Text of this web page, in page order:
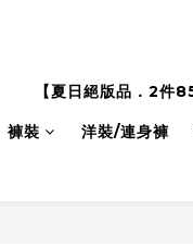
【夏日絕版品．2件
褲裝 洋裝/連身褲